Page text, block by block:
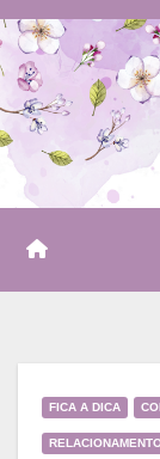
Skip
to
content
FICA A DICA